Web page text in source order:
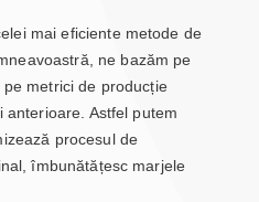
mai eficiente metode de
ne bazăm pe
metrici de producție
Astfel putem
procesul de
îmbunătățesc marjele